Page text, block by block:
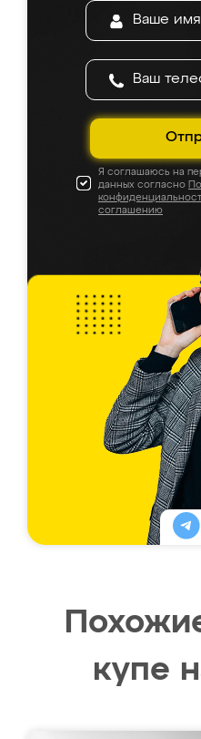
Я соглашаюсь на
данных согласно
соглашению
купе